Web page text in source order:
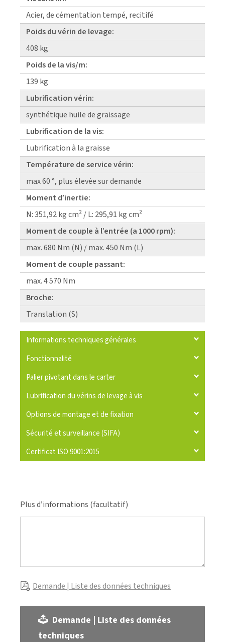
Acier, de cémentation tempé, recitifé
Poids du vérin de levage:
408 kg
Poids de la vis/m:
139 kg
Lubrification vérin:
synthétique huile de graissage
Lubrification de la vis:
Lubrification à la graisse
Température de service vérin:
max 60 °, plus élevée sur demande
Moment d’inertie:
N: 351,92 kg cm² / L: 295,91 kg cm²
Moment de couple à l’entrée (a 1000 rpm):
max. 680 Nm (N) / max. 450 Nm (L)
Moment de couple passant:
max. 4 570 Nm
Broche:
Translation (S)
Informations techniques générales
Fonctionnalité
Palier pivotant dans le carter
Lubrification du vérins de levage à vis
Options de montage et de fixation
Sécurité et surveillance (SIFA)
Certificat ISO 9001:2015
Plus d’informations (facultatif)
Demande | Liste des données techniques
Demande | Liste des données
techniques